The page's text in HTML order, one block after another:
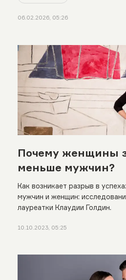
06.02.2026, 05:26
Почему женщины
меньше мужчин?
Как возникает разрыв в
мужчин и женщин:
лауреатки Клаудии Голдин.
10.10.2023, 05:25